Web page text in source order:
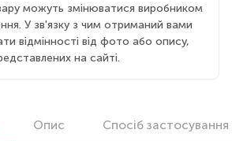
можуть змінюватися виробником
У зв'язку з чим отриманий вами
відмінності від фото або опису,
на сайті.
Опис Спосіб застосування